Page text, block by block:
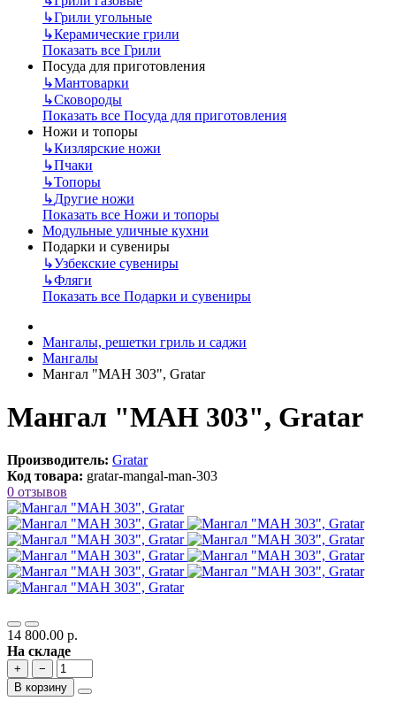
↳Грили угольные
↳Керамические грили
Показать все Грили
Посуда для приготовления
↳Мантоварки
↳Сковороды
Показать все Посуда для приготовления
Ножи и топоры
↳Кизлярские ножи
↳Пчаки
↳Топоры
↳Другие ножи
Показать все Ножи и топоры
Модульные уличные кухни
Подарки и сувениры
↳Узбекские сувениры
↳Фляги
Показать все Подарки и сувениры
Мангалы, решетки гриль и саджи
Мангалы
Мангал "МАН 303", Gratar
Мангал "МАН 303", Gratar
Производитель: Gratar
Код товара: gratar-mangal-man-303
0 отзывов
14 800.00 р.
На складе
+
−
В корзину